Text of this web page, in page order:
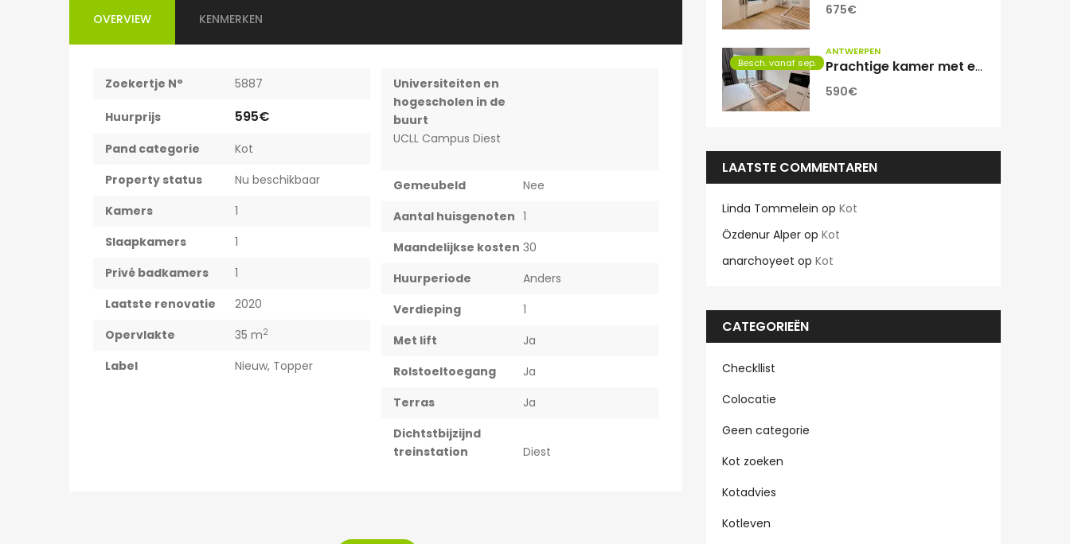
OVERVIEW KENMERKEN
Zoekertje N° 5887
Huurprijs 595€
Pand categorie
Kot
Property status
Nu beschikbaar
Kamers
1
Slaapkamers
1
Privé badkamers
1
Laatste renovatie
2020
Opervlakte
35 m2
Label Nieuw, Topper
Universiteiten en
hogescholen in de
buurt
UCLL Campus Diest
Gemeubeld
Nee
Aantal huisgenoten 1
Maandelijkse kosten 30
Huurperiode
Anders
Verdieping
1
Met lift
Ja
Rolstoeltoegang
Ja
Terras
Ja
Dichtstbijzijnd
treinstation
Diest
675€
Besch. vanaf sep.
ANTWERPEN
Prachtige kamer met eigen sanitair!
590€
LAATSTE COMMENTAREN
Linda Tommelein op Kot
Özdenur Alper op Kot
anarchoyeet op Kot
CATEGORIEËN
Checkllist
Colocatie
Geen categorie
Kot zoeken
Kotadvies
Kotleven